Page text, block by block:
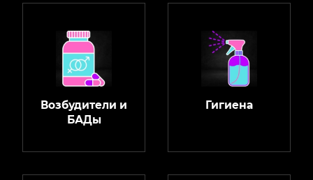
Возбудители и
БАДы
Гигиена